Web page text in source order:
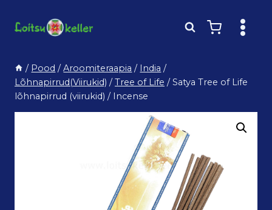
/ Pood / Aroomiteraapia / India /
Lõhnapirrud(Viirukid) / Tree of Life / Satya Tree of Life
lõhnapirrud (viirukid) / Incense